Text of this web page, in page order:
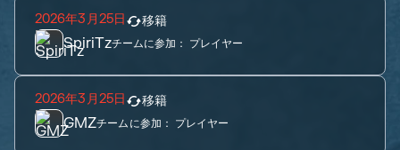
2026年3月25日 移籍
SpiriTzチームに参加： プレイヤー
2026年3月25日 移籍
GMZチームに参加： プレイヤー